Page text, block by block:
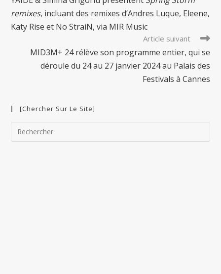
articles
remixes, incluant des remixes d’Andres Luque, Eleene,
Katy Rise et No StraiN, via MIR Music
Article suivant
MID3M+ 24 rélève son programme entier, qui se
déroule du 24 au 27 janvier 2024 au Palais des
Festivals à Cannes
[Chercher Sur Le Site]